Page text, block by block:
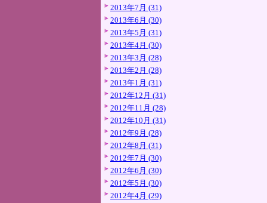
2013年7月 (31)
2013年6月 (30)
2013年5月 (31)
2013年4月 (30)
2013年3月 (28)
2013年2月 (28)
2013年1月 (31)
2012年12月 (31)
2012年11月 (28)
2012年10月 (31)
2012年9月 (28)
2012年8月 (31)
2012年7月 (30)
2012年6月 (30)
2012年5月 (30)
2012年4月 (29)